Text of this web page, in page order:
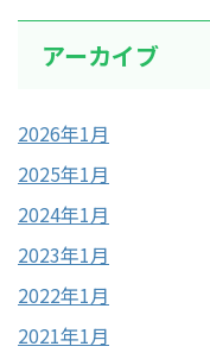
アーカイブ
2026年1月
2025年1月
2024年1月
2023年1月
2022年1月
2021年1月